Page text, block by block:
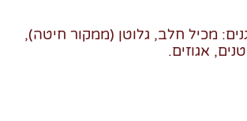
מכיל חלב, גלוטן (ממקור חיטה),
אגוזים.